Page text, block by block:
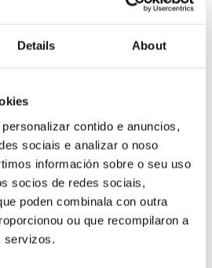
Details About
contido e anuncios,
sociais e analizar o noso
información sobre o seu uso
socios de redes sociais,
poden combinala con outra
ou que recompilaron a
servizos.
hostalaria
/ 686 932 345
Costoia - Biduído